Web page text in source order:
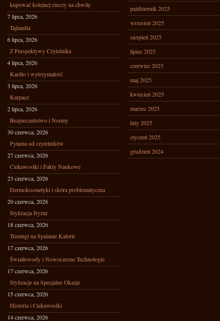
kupować kolejnej rzeczy na chwilę
7 lipca, 2026
Tajlandia
6 lipca, 2026
Z Perspektywy Czytelnika
4 lipca, 2026
Kardio i wytrzymałość
3 lipca, 2026
Karpacz
2 lipca, 2026
Bezpieczeństwo i Normy
30 czerwca, 2026
Pytania od czytelników
27 czerwca, 2026
Ciekawostki i Fakty Naukowe
23 czerwca, 2026
Dermokosmetyki i skóra problematyczna
20 czerwca, 2026
Stylizacja fryzur
18 czerwca, 2026
Treningi na Spalanie Kalorii
17 czerwca, 2026
Światłowody i Nowoczesne Technologie
17 czerwca, 2026
Stylizacje na Specjalne Okazje
15 czerwca, 2026
Historia i Ciekawostki
14 czerwca, 2026
październik 2025
wrzesień 2025
sierpień 2025
lipiec 2025
czerwiec 2025
maj 2025
kwiecień 2025
marzec 2025
luty 2025
styczeń 2025
grudzień 2024